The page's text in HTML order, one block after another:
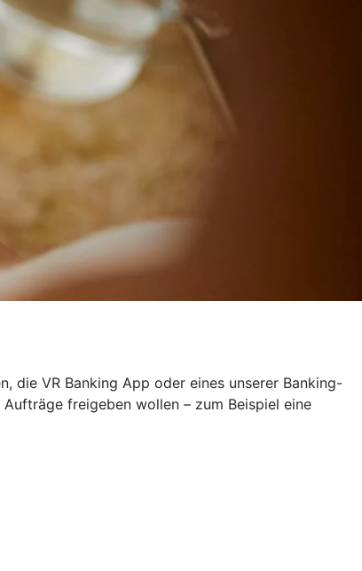
die VR Banking App oder eines unserer Banking-
freigeben wollen – zum Beispiel eine